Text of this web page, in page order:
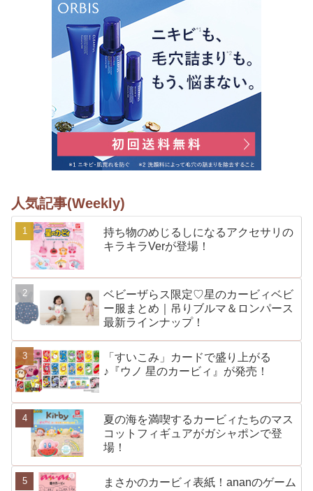
人気記事(Weekly)
持ち物のめじるしになるアクセサリの
キラキラVerが登場！
ベビーザらス限定♡星のカービィベビ
ー服まとめ｜吊りブルマ＆ロンパース
最新ラインナップ！
「すいこみ」カードで盛り上がる
♪『ウノ 星のカービィ』が発売！
夏の海を満喫するカービィたちのマス
コットフィギュアがガシャポンで登
場！
まさかのカービィ表紙！ananのゲーム